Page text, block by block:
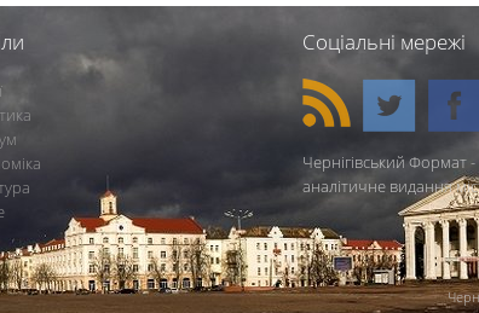
Соціальні мережі
Чернігівський Формат
аналітичне видання